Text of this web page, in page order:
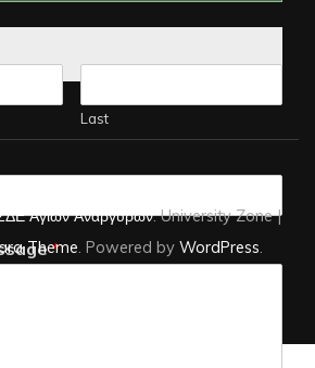
Last
*
Αγίων Αναργύρων. University Zone |
Theme . Powered by WordPress